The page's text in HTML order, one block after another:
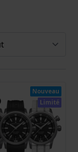
Nouveau
Limité